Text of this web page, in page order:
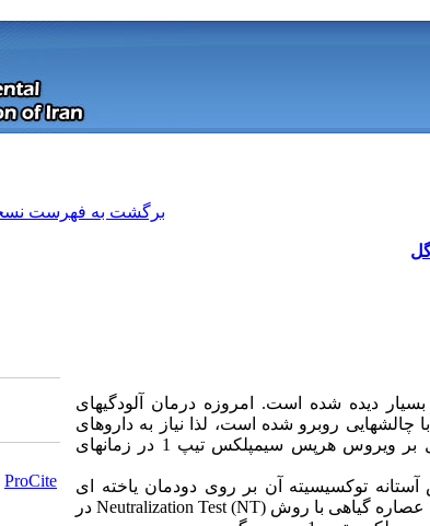
برگشت به فهرست
بسیار دیده شده است. امروزه درمان آلودگی‏های
روبرو شده است، لذا نیاز به داروهای
ضدویروسی نوین احساس می‏گردد. در این پژوهش اثر بازدارندگی گیاه سرخارگل بر ویروس هرپس سیمپلکس تیپ 1 در زمان‏های
توکسیسیته آن بر روی دودمان یاخته ای
(Human epithelial type 2 Hep-2) با ارزیابی (Cytopathic effect) CPE، اثرضدویروسی عصاره گیاهی با روش Neutralization Test (NT) در
ProCite